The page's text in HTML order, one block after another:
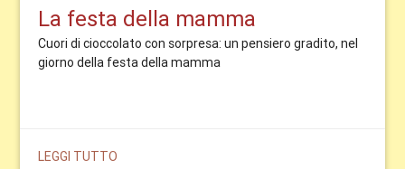
La festa della mamma
Cuori di cioccolato con sorpresa: un pensiero gradito, nel
giorno della festa della mamma
LEGGI TUTTO